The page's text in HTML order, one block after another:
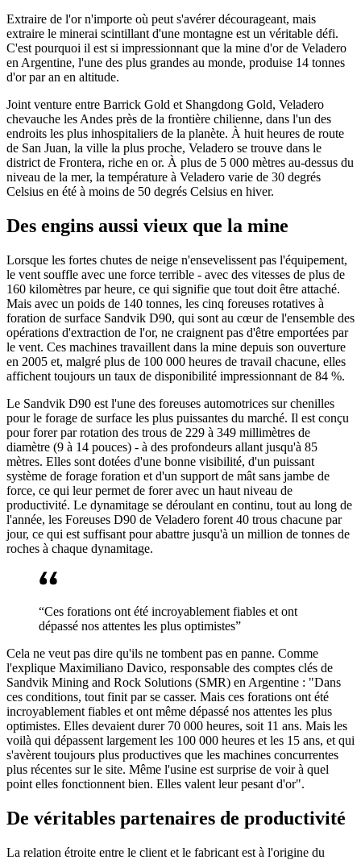
Extraire de l'or n'importe où peut s'avérer décourageant, mais
extraire le minerai scintillant d'une montagne est un véritable défi.
C'est pourquoi il est si impressionnant que la mine d'or de Veladero
en Argentine, l'une des plus grandes au monde, produise 14 tonnes
d'or par an en altitude.
Joint venture entre Barrick Gold et Shangdong Gold, Veladero
chevauche les Andes près de la frontière chilienne, dans l'un des
endroits les plus inhospitaliers de la planète. À huit heures de route
de San Juan, la ville la plus proche, Veladero se trouve dans le
district de Frontera, riche en or. À plus de 5 000 mètres au-dessus du
niveau de la mer, la température à Veladero varie de 30 degrés
Celsius en été à moins de 50 degrés Celsius en hiver.
Des engins aussi vieux que la mine
Lorsque les fortes chutes de neige n'ensevelissent pas l'équipement,
le vent souffle avec une force terrible - avec des vitesses de plus de
160 kilomètres par heure, ce qui signifie que tout doit être attaché.
Mais avec un poids de 140 tonnes, les cinq foreuses rotatives à
foration de surface Sandvik D90, qui sont au cœur de l'ensemble des
opérations d'extraction de l'or, ne craignent pas d'être emportées par
le vent. Ces machines travaillent dans la mine depuis son ouverture
en 2005 et, malgré plus de 100 000 heures de travail chacune, elles
affichent toujours un taux de disponibilité impressionnant de 84 %.
Le Sandvik D90 est l'une des foreuses automotrices sur chenilles
pour le forage de surface les plus puissantes du marché. Il est conçu
pour forer par rotation des trous de 229 à 349 millimètres de
diamètre (9 à 14 pouces) - à des profondeurs allant jusqu'à 85
mètres. Elles sont dotées d'une bonne visibilité, d'un puissant
système de forage foration et d'un support de mât sans jambe de
force, ce qui leur permet de forer avec un haut niveau de
productivité. Le dynamitage se déroulant en continu, tout au long de
l'année, les Foreuses D90 de Veladero forent 40 trous chacune par
jour, ce qui est suffisant pour abattre jusqu'à un million de tonnes de
roches à chaque dynamitage.
“Ces forations ont été incroyablement fiables et ont
dépassé nos attentes les plus optimistes”
Cela ne veut pas dire qu'ils ne tombent pas en panne. Comme
l'explique Maximiliano Davico, responsable des comptes clés de
Sandvik Mining and Rock Solutions (SMR) en Argentine : "Dans
ces conditions, tout finit par se casser. Mais ces forations ont été
incroyablement fiables et ont même dépassé nos attentes les plus
optimistes. Elles devaient durer 70 000 heures, soit 11 ans. Mais les
voilà qui dépassent largement les 100 000 heures et les 15 ans, et qui
s'avèrent toujours plus productives que les machines concurrentes
plus récentes sur le site. Même l'usine est surprise de voir à quel
point elles fonctionnent bien. Elles valent leur pesant d'or".
De véritables partenaires de productivité
La relation étroite entre le client et le fabricant est à l'origine du